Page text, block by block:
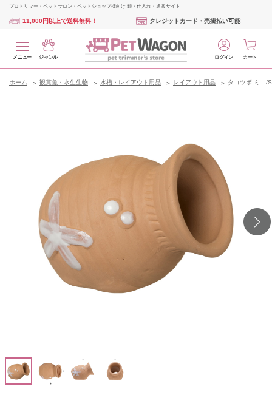
プロトリマー・ペットサロン・ペットショップ様向け 卸・仕入れ・通販サイト
11,000円以上で送料無料！ クレジットカード・売掛払い可能
メニュー ジャンル ログイン カート
ホーム 観賞魚・水生生物 水槽・レイアウト用品 レイアウト用品 タコツボ ミニ/